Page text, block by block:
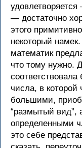
— достаточно
этого
некоторый
математик
что тому нужно.
числа, в которой
большими,
“размытый вид”,
определенными
это себе